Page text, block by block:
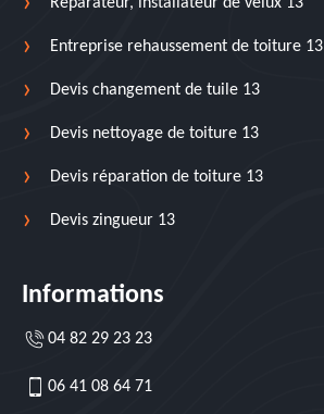
Entreprise rehaussement de toiture 13
Devis changement de tuile 13
Devis nettoyage de toiture 13
Devis réparation de toiture 13
Devis zingueur 13
Informations
04 82 29 23 23
06 41 08 64 71